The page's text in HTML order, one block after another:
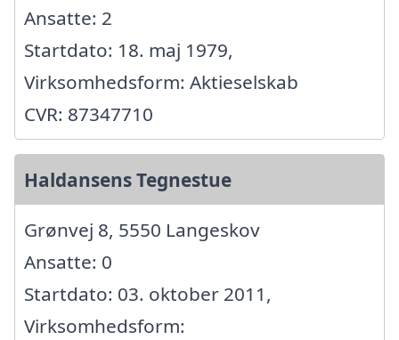
Ansatte: 2
Startdato: 18. maj 1979,
Virksomhedsform: Aktieselskab
CVR: 87347710
Haldansens Tegnestue
Grønvej 8, 5550 Langeskov
Ansatte: 0
Startdato: 03. oktober 2011,
Virksomhedsform: